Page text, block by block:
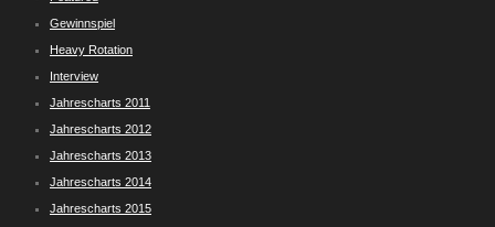
Gewinnspiel
Heavy Rotation
Interview
Jahrescharts 2011
Jahrescharts 2012
Jahrescharts 2013
Jahrescharts 2014
Jahrescharts 2015